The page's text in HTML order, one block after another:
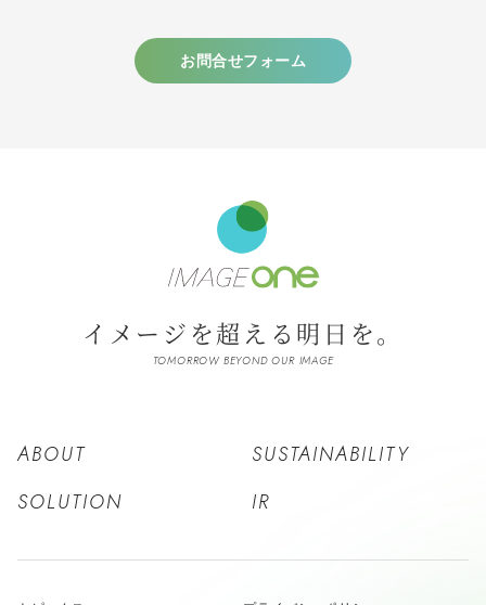
お問合せフォーム
イメージを超える明日を。
TOMORROW BEYOND OUR IMAGE
ABOUT
SOLUTION
SUSTAINABILITY
IR